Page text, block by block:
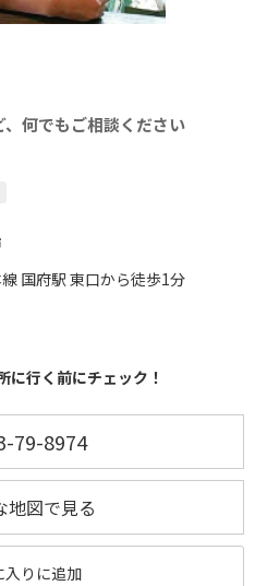
何でもご相談ください
国府駅 東口から徒歩1分
に行く前にチェック！
79-8974
地図で見る
入りに追加